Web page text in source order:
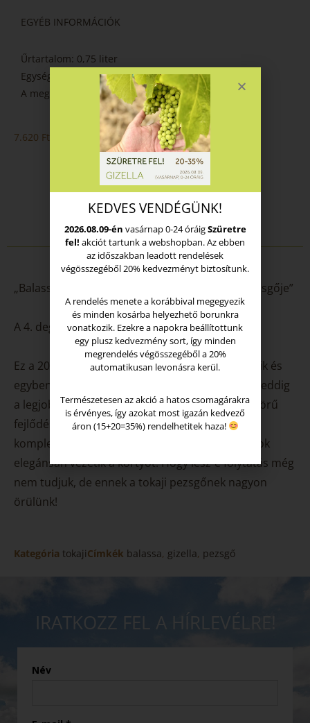
EGYÉB INFORMÁCIÓK
Űrtartalom: 0,75 liter
Egységár: 10 160 Ft/liter
A megadott árak bruttó árak.
7.620 Ft
„Balassa István és Szilágyi László első közös pezsgője”
A 4. degorzsálás
Ez a 2019-ben készített közös pezsgőnk negyedik és
egyben utolsó degorzsálása. Az biztos, hogy ez eddig
a legjobb, a több mint 3 év seprőn tartás gyönyörű
fejlődést eredményezett. Az illat most sokkal
komplexebb, kóstolva kerekebb lett, a buborékok
elegánsan vezetik a kortyot. Hogy lesz-e folytatás még
nem tudjuk, de ennek a tokaji pezsgőnek nagyon
örülünk!
Kategória tokajiCímkék balassa, gizella, pezsgő
IRATKOZZ FEL A HÍRLEVÉLRE!
KEDVES VENDÉGÜNK!
2026.08.09-én vasárnap 0-24 óráigSzüretre
fel! akciót tartunk a webshopban. Az ebben
az időszakban leadott rendelések
végösszegéből 20% kedvezményt biztosítunk.
A rendelés menete a korábbival megegyezik
és minden kosárba helyezhető borunkra
vonatkozik. Ezekre a napokra beállítottunk
egy plusz kedvezmény sort, így minden
megrendelés végösszegéből a 20%
automatikusan levonásra kerül.
Természetesen az akció a hatos csomagárakra
is érvényes, így azokat most igazán kedvező
áron (15+20=35%) rendelhetitek haza!